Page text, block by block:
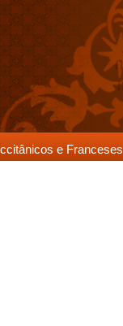
e Franceses